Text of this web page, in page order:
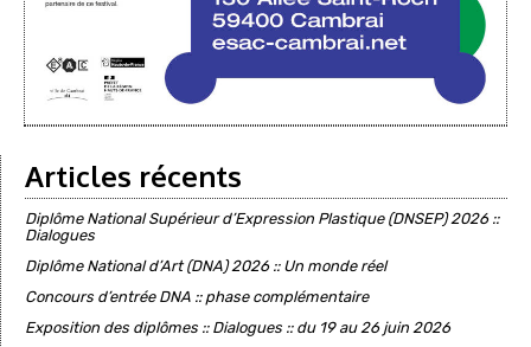
Articles récents
Diplôme National Supérieur d’Expression Plastique (DNSEP) 2026 ::
Dialogues
Diplôme National d’Art (DNA) 2026 :: Un monde réel
Concours d’entrée DNA :: phase complémentaire
Exposition des diplômes :: Dialogues :: du 19 au 26 juin 2026